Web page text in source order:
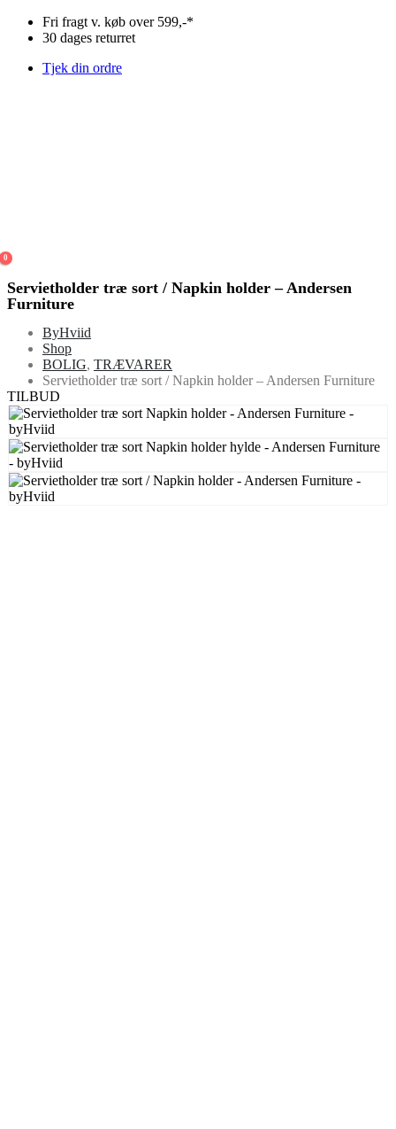
Fri fragt v. køb over 599,-*
30 dages returret
Tjek din ordre
0
Servietholder træ sort / Napkin holder – Andersen
Furniture
ByHviid
Shop
BOLIG, TRÆVARER
Servietholder træ sort / Napkin holder – Andersen Furniture
TILBUD